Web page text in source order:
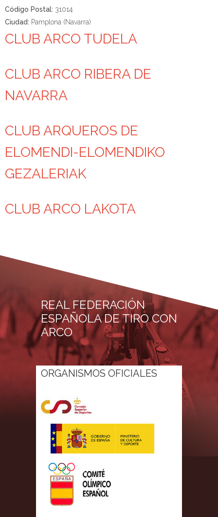
Código Postal: 31014
Ciudad: Pamplona (Navarra)
CLUB ARCO TUDELA
CLUB ARCO RIBERA DE
NAVARRA
CLUB ARQUEROS DE
ELOMENDI-ELOMENDIKO
GEZALERIAK
CLUB ARCO LAKOTA
REAL FEDERACIÓN
ESPAÑOLA DE TIRO CON
ARCO
ORGANISMOS OFICIALES